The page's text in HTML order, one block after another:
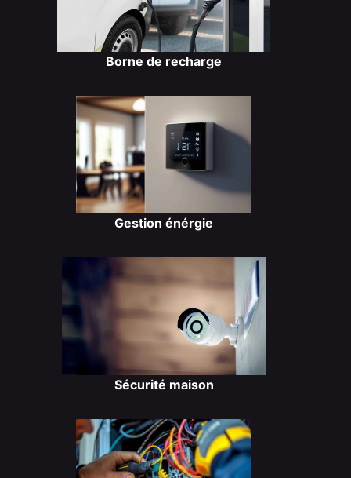
Borne de recharge
Gestion énérgie
Sécurité maison